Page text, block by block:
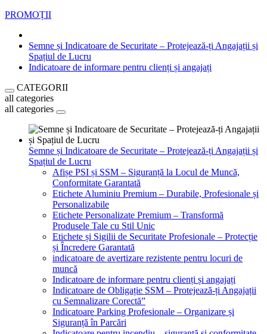
PROMOȚII
Semne și Indicatoare de Securitate – Protejează-ți Angajații și
Spațiul de Lucru
Indicatoare de informare pentru clienți și angajați
CATEGORII
all categories
all categories
Semne și Indicatoare de Securitate – Protejează-ți Angajații și
Spațiul de Lucru
Afișe PSI și SSM – Siguranță la Locul de Muncă,
Conformitate Garantată
Etichete Aluminiu Premium – Durabile, Profesionale și
Personalizabile
Etichete Personalizate Premium – Transformă
Produsele Tale cu Stil Unic
Etichete și Sigilii de Securitate Profesionale – Protecție
și Încredere Garantată
indicatoare de avertizare rezistente pentru locuri de
muncă
Indicatoare de informare pentru clienți și angajați
Indicatoare de Obligație SSM – Protejează-ți Angajații
cu Semnalizare Corectă”
Indicatoare Parking Profesionale – Organizare și
Siguranță în Parcări